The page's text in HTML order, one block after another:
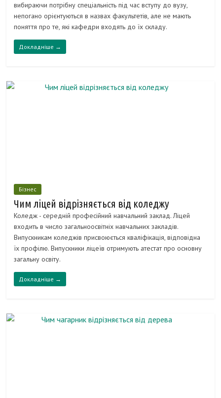
вибираючи потрібну спеціальність під час вступу до вузу,
непогано орієнтуються в назвах факультетів, але не мають
поняття про те, які кафедри входять до їх складу.
Докладніше →
Бізнес
Чим ліцей відрізняється від коледжу
Коледж - середній професійний навчальний заклад. Ліцей
входить в число загальноосвітніх навчальних закладів.
Випускникам коледжів присвоюється кваліфікація, відповідна
їх профілю. Випускники ліцеїв отримують атестат про основну
загальну освіту.
Докладніше →